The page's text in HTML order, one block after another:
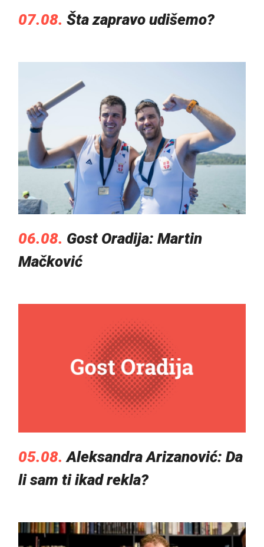
07.08. Šta zapravo udišemo?
06.08. Gost Oradija: Martin
Mačković
05.08. Aleksandra Arizanović: Da
li sam ti ikad rekla?